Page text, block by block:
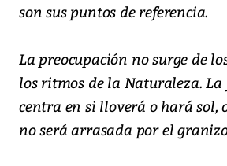
son sus puntos de referencia.
La preocupación no surge de
los ritmos de la Naturaleza. La
centra en si lloverá o hará sol,
no será arrasada por el